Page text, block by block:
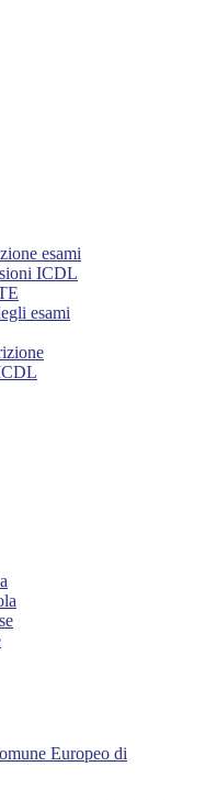
esami
ICDL
esami
Europeo di